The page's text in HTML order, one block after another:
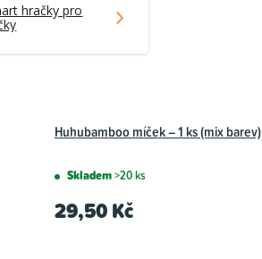
hračky pro
Huhubamboo míček – 1 ks (mix barev)
Skladem>20 ks
29,50 Kč